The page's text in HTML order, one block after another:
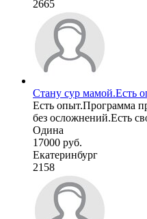
2665
Стану сур мамой.Есть
Есть опыт.Программа
без осложнений.Есть
Одина
17000 руб.
Екатеринбург
2158